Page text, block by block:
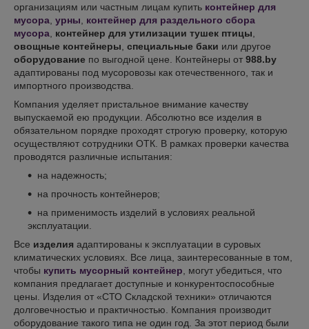
организациям или частным лицам купить контейнер для
мусора урны
контейнер для раздельного сбора
мусора контейнер для утилизации тушек птицы
овощные контейнеры специальные баки или другое
оборудование по выгодной цене. Контейнеры от 988.by
адаптированы под мусоровозы как отечественного, так и
импортного производства.
Компания уделяет пристальное внимание качеству
выпускаемой ею продукции. Абсолютно все изделия в
обязательном порядке проходят строгую проверку, которую
осуществляют сотрудники ОТК. В рамках проверки качества
проводятся различные испытания:
на надежность;
на прочность контейнеров;
на применимость изделий в условиях реальной
эксплуатации.
Все изделия адаптированы к эксплуатации в суровых
климатических условиях. Все лица, заинтересованные в том,
чтобы купить мусорный контейнер , могут убедиться, что
компания предлагает доступные и конкурентоспособные
цены. Изделия от «СТО Складской техники» отличаются
долговечностью и практичностью. Компания производит
оборудование такого типа не один год. За этот период были